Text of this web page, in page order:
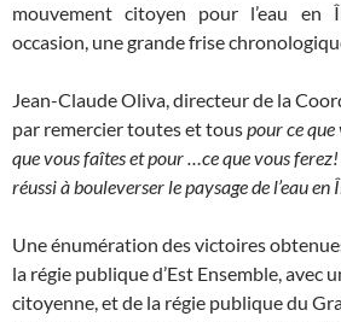
mouvement citoyen pour l’eau en
occasion, une grande frise
Jean-Claude Oliva, directeur de la
par remercier toutes et touspour ce
que vous faîtes et pour …ce que vous ferez!
réussi à bouleverser le paysage de l’eau en
Une énumération des victoires
la régie publique d’Est Ensemble, avec
citoyenne, et de la régie publique du